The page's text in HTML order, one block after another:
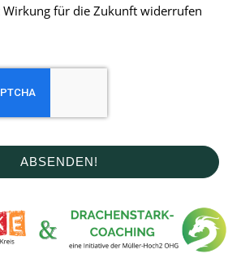
für die Zukunft widerrufen
ABSENDEN!